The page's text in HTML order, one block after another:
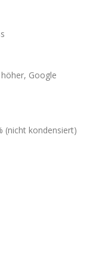
Google
(nicht kondensiert)